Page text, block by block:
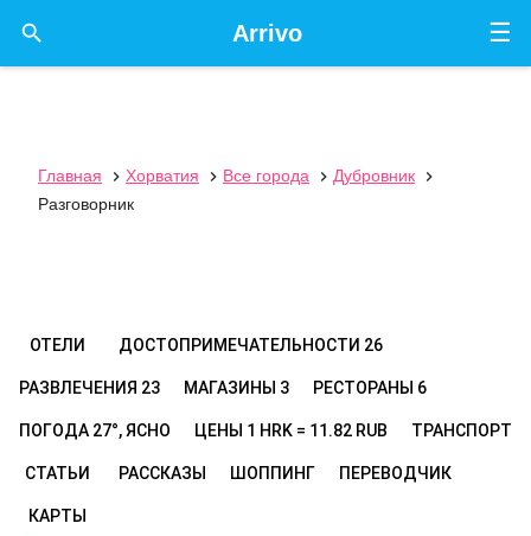
☰
Arrivo

Главная  Хорватия  Все города  Дубровник

Разговорник
ОТЕЛИ ДОСТОПРИМЕЧАТЕЛЬНОСТИ 26
РАЗВЛЕЧЕНИЯ 23 МАГАЗИНЫ 3 РЕСТОРАНЫ 6
ПОГОДА 27°, ЯСНО ЦЕНЫ 1 HRK = 11.82 RUB ТРАНСПОРТ
СТАТЬИ РАССКАЗЫ ШОППИНГ ПЕРЕВОДЧИК
КАРТЫ